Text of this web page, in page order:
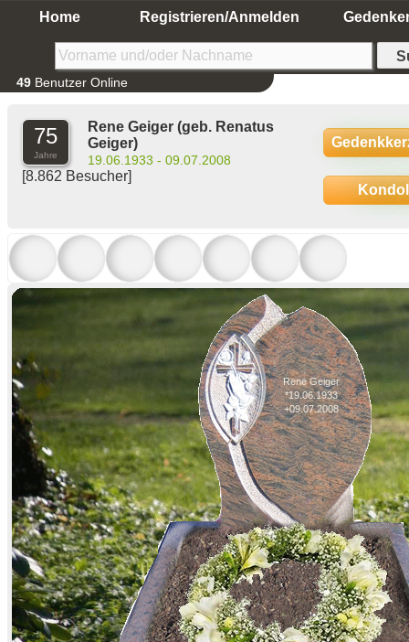
Home Registrieren/Anmelden
49 Benutzer Online
75
Jahre
Rene Geiger (geb. Renatus
Geiger)
19.06.1933 - 09.07.2008
[8.862 Besucher]
Rene Geiger
*19.06.1933
+09.07.2008